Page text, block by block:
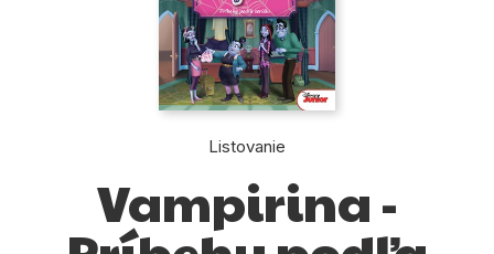
Doplnkový sortiment
Kalendáre, diáre
Počítače
Poézia
Listovanie
Vampirina -